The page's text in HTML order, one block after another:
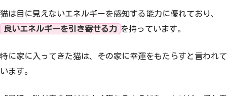
猫は目に見えないエネルギーを感知する能力に優れており、
良いエネルギーを引き寄せる力 を持っています。
特に家に入ってきた猫は、その家に幸運をもたらすと言われて
います。